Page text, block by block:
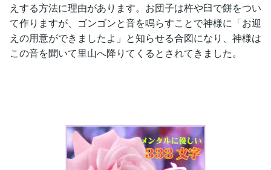
えする方法に理由があります。お団子は杵や臼で餅をつい
て作りますが、ゴンゴンと音を鳴らすことで神様に「お迎
えの用意ができましたよ」と知らせる合図になり、神様は
この音を聞いて里山へ降りてくるとされてきました。